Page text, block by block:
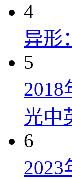
4
异形
5
2018
光中
6
2023